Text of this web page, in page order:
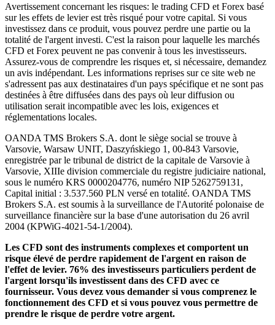
Avertissement concernant les risques: le trading CFD et Forex basé
sur les effets de levier est très risqué pour votre capital. Si vous
investissez dans ce produit, vous pouvez perdre une partie ou la
totalité de l'argent investi. C'est la raison pour laquelle les marchés
CFD et Forex peuvent ne pas convenir à tous les investisseurs.
Assurez-vous de comprendre les risques et, si nécessaire, demandez
un avis indépendant. Les informations reprises sur ce site web ne
s'adressent pas aux destinataires d'un pays spécifique et ne sont pas
destinées à être diffusées dans des pays où leur diffusion ou
utilisation serait incompatible avec les lois, exigences et
réglementations locales.
OANDA TMS Brokers S.A. dont le siège social se trouve à
Varsovie, Warsaw UNIT, Daszyńskiego 1, 00-843 Varsovie,
enregistrée par le tribunal de district de la capitale de Varsovie à
Varsovie, XIIIe division commerciale du registre judiciaire national,
sous le numéro KRS 0000204776, numéro NIP 5262759131,
Capital initial : 3.537.560 PLN versé en totalité. OANDA TMS
Brokers S.A. est soumis à la surveillance de l'Autorité polonaise de
surveillance financière sur la base d'une autorisation du 26 avril
2004 (KPWiG-4021-54-1/2004).
Les CFD sont des instruments complexes et comportent un
risque élevé de perdre rapidement de l'argent en raison de
l'effet de levier. 76% des investisseurs particuliers perdent de
l'argent lorsqu'ils investissent dans des CFD avec ce
fournisseur. Vous devez vous demander si vous comprenez le
fonctionnement des CFD et si vous pouvez vous permettre de
prendre le risque de perdre votre argent.